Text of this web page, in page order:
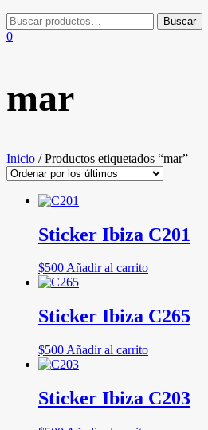
0
mar
Inicio / Productos etiquetados “mar”
Sticker Ibiza C201
$500Añadir al carrito
Sticker Ibiza C265
$500 Añadir al carrito
Sticker Ibiza C203